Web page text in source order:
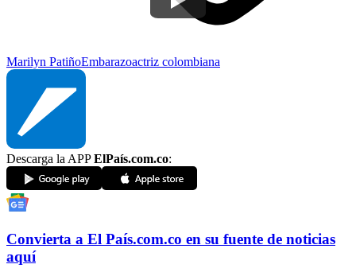
Marilyn PatiñoEmbarazoactriz colombiana
Descarga la APPElPaís.com.co:
Convierta a El País.com.co en su fuente de noticias
aquí